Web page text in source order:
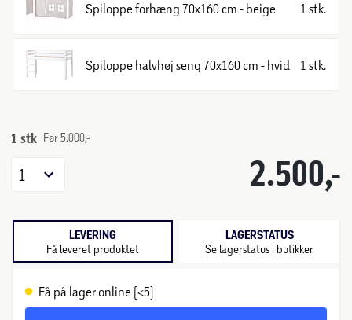
Spiloppe forhæng 70x160 cm - beige 1 stk.
Spiloppe halvhøj seng 70x160 cm - hvid 1 stk.
1 stk Før 5.000,-
2.500,-
1
LEVERING
Få leveret produktet
LAGERSTATUS
Se lagerstatus i butikker
Få på lager online (<5)